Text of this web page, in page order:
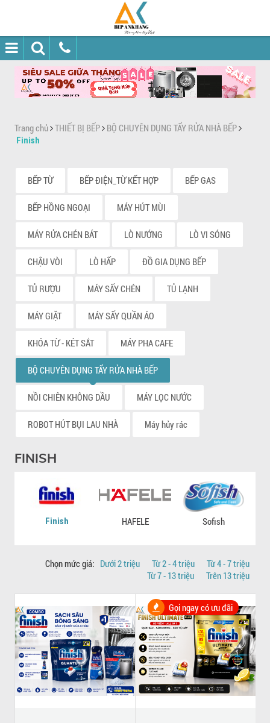
Trang chủ THIẾT BỊ BẾP BỘ CHUYÊN DỤNG TẨY RỬA NHÀ BẾP
Finish
BẾP TỪ BẾP ĐIỆN_TỪ KẾT HỢP BẾP GAS
BẾP HỒNG NGOẠI MÁY HÚT MÙI
MÁY RỬA CHÉN BÁT LÒ NƯỚNG LÒ VI SÓNG
CHẬU VÒI LÒ HẤP ĐỒ GIA DỤNG BẾP
TỦ RƯỢU MÁY SẤY CHÉN TỦ LẠNH
MÁY GIẶT MÁY SẤY QUẦN ÁO
KHÓA TỪ - KÉT SẮT MÁY PHA CAFE
BỘ CHUYÊN DỤNG TẨY RỬA NHÀ BẾP
NỒI CHIÊN KHÔNG DẦU MÁY LỌC NƯỚC
ROBOT HÚT BỤI LAU NHÀ Máy hủy rác
FINISH
Finish HAFELE Sofish
Chọn mức giá: Dưới 2 triệu Từ 2 - 4 triệu
Từ 4 - 7 triệu
Từ 7 - 13 triệu
Trên 13 triệu
Gọi ngay có ưu đãi